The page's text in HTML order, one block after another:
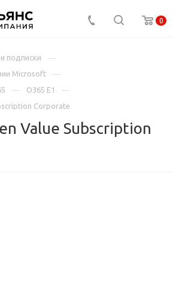
0
подписки
Microsoft
O365 E1
Corporate
Value Subscription